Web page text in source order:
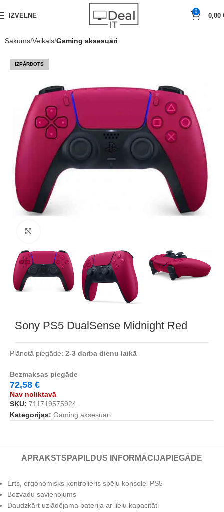
IZVĒLNE
0
0,00
Sākums Veikals Gaming aksesuāri
IZPĀRDOTS
Sony PS5 DualSense Midnight Red
Plānotā piegāde: 2-3 darba dienu laikā
Bezmaksas piegāde
72,58 €
Nav noliktavā
SKU: 711719575924
Kategorijas: Gaming aksesuāri
APRAKSTS PAPILDUS INFORMĀCIJA PIEGĀDE
Ērts, ergonomisks kontrolieris spēļu konsolei PS5
Bezvadu savienojums
Daudzkārt uzlādējama baterija ar lielu kapacitāti